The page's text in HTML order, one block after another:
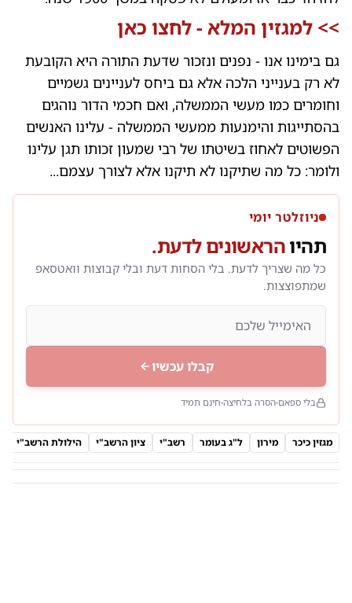
>> למגזין המלא - לחצו כאן
גם בימינו אנו - נפנים ונזכור שדעת התורה היא הקובעת
לא רק בענייני הלכה אלא גם ביחס לעניינים גשמיים
וחומרים כמו מעשי הממשלה, ואם חכמי הדור נוהגים
בהסתייגות והימנעות ממעשי הממשלה - עלינו האנשים
הפשוטים לאחוז בשיטתו של רבי שמעון זכותו תגן עלינו
ולומר: כל מה שתיקנו לא תיקנו אלא לצורך עצמם...
ניוזלטר יומי
תהיוהראשונים לדעת.
כל מה שצריך לדעת. בלי הסחות דעת ובלי קבוצות וואטסאפ
שמתפוצצות.
קבלו עכשיו
בלי ספאם הסרה בלחיצה חינם תמיד
מגזין כיכר מירון ל"ג בעומר רשב"י ציון הרשב"י הילולת הרשב"י